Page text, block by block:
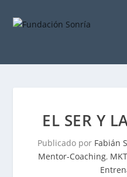
EL SER Y
Publicado por Fabián
Mentor-Coaching,